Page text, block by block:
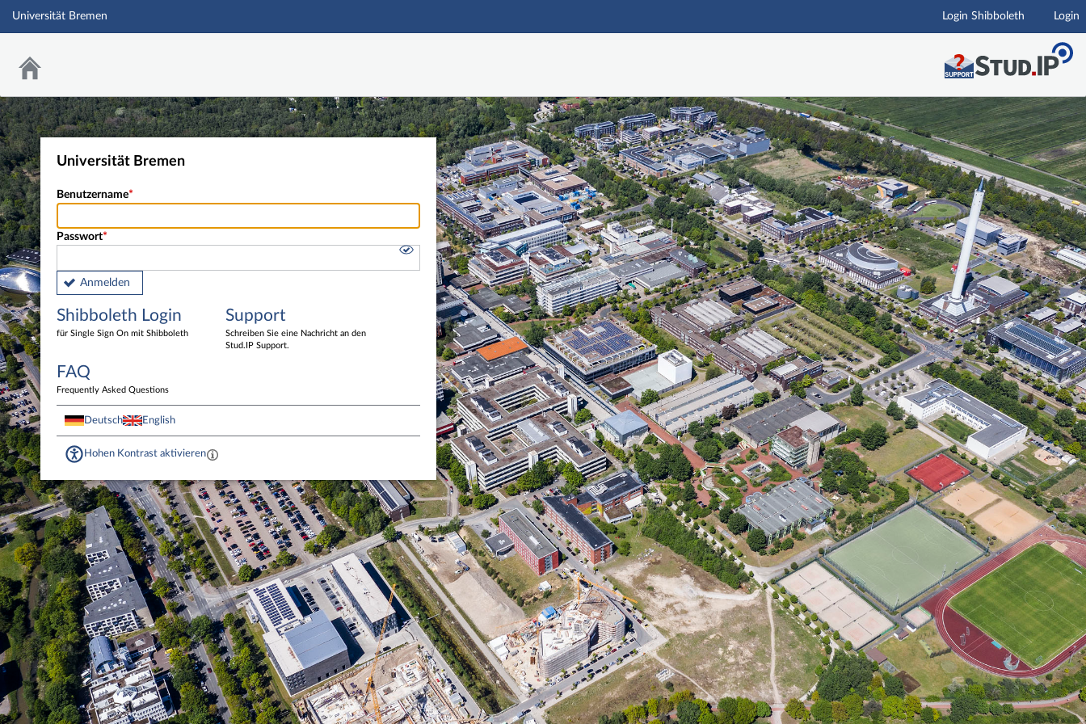
Hauptnavigation
Universität Bremen Login Shibboleth Login
Universität Bremen
Benutzername
Passwort
Anmelden
Shibboleth Login
für Single Sign On mit Shibboleth
Support
Schreiben Sie eine Nachricht an den
Stud.IP Support.
FAQ
Frequently Asked Questions
Deutsch English
Hohen Kontrast aktivieren